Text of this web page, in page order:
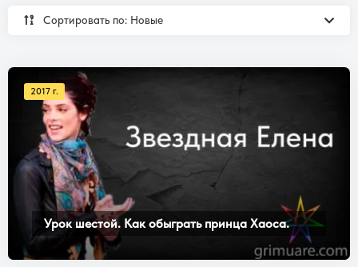
Сортировать по: Новые
2017 г.
Урок шестой. Как обыграть принца Хаоса.